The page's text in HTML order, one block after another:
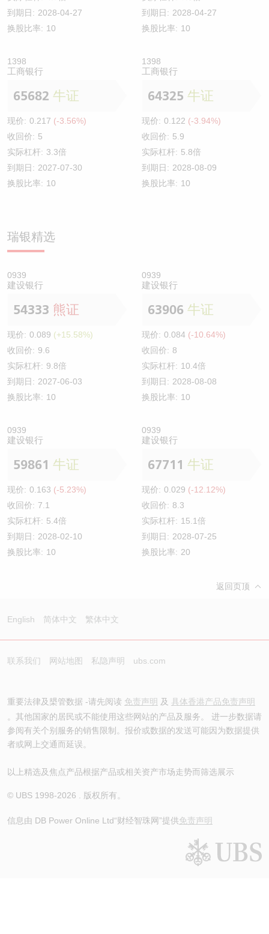
到期日: 2028-04-27
换股比率: 10
到期日: 2028-04-27
换股比率: 10
1398
工商银行
65682 牛证
现价: 0.217 (-3.56%)
收回价: 5
实际杠杆: 3.3倍
到期日: 2027-07-30
换股比率: 10
1398
工商银行
64325 牛证
现价: 0.122 (-3.94%)
收回价: 5.9
实际杠杆: 5.8倍
到期日: 2028-08-09
换股比率: 10
瑞银精选
0939
建设银行
54333 熊证
现价: 0.089 (+15.58%)
收回价: 9.6
实际杠杆: 9.8倍
到期日: 2027-06-03
换股比率: 10
0939
建设银行
63906 牛证
现价: 0.084 (-10.64%)
收回价: 8
实际杠杆: 10.4倍
到期日: 2028-08-08
换股比率: 10
0939
建设银行
59861 牛证
现价: 0.163 (-5.23%)
收回价: 7.1
实际杠杆: 5.4倍
到期日: 2028-02-10
换股比率: 10
0939
建设银行
67711 牛证
现价: 0.029 (-12.12%)
收回价: 8.3
实际杠杆: 15.1倍
到期日: 2028-07-25
换股比率: 20
返回页顶
English 简体中文 繁体中文
联系我们 网站地图 私隐声明 ubs.com
重要法律及槼管数据 -请先阅读 免责声明 及 具体香港产品免责声明
。其他国家的居民或不能使用这些网站的产品及服务。 进一步数据请
参阅有关个别服务的销售限制。报价或数据的发送可能因为数据提供
者或网上交通而延误。
以上精选及焦点产品根据产品或相关资产市场走势而筛选展示
© UBS 1998-2026 . 版权所有。
信息由 DB Power Online Ltd“财经智珠网”提供免责声明